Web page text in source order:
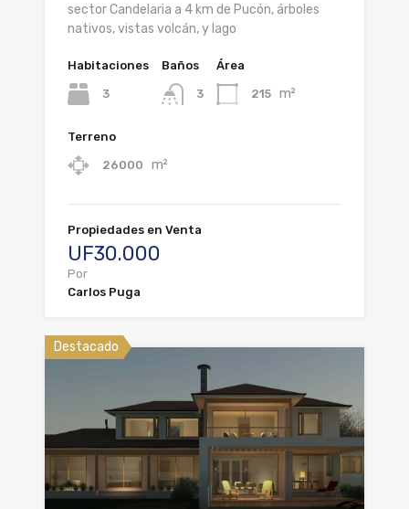
sector Candelaria a 4 km de Pucón, árboles
nativos, vistas volcán, y lago
Habitaciones
3
Baños
3
Área
215 m²
Terreno
26000 m²
Propiedades en Venta
UF30.000
Por
Carlos Puga
Destacado